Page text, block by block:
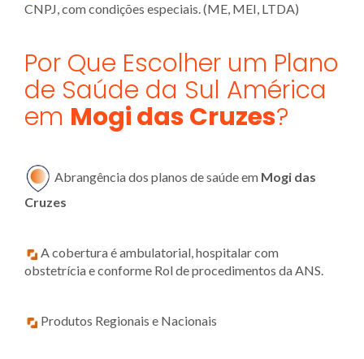
CNPJ, com condições especiais. (ME, MEI, LTDA)
Por Que Escolher um Plano
de Saúde da Sul América
em Mogi das Cruzes?
Abrangência dos planos de saúde em Mogi das
Cruzes
A cobertura é ambulatorial, hospitalar com
obstetrícia e conforme Rol de procedimentos da ANS.
Produtos Regionais e Nacionais